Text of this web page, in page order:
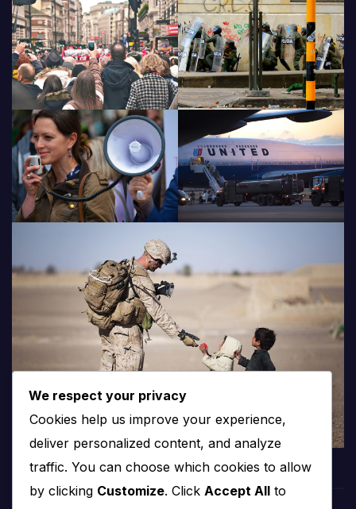
We respect your privacy
Cookies help us improve your experience,
deliver personalized content, and analyze
traffic. You can choose which cookies to allow
by clicking Customize. Click Accept All to